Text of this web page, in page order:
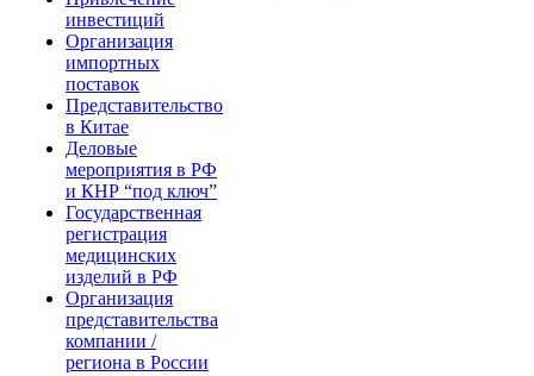
инвестиций
Организация
импортных
поставок
Представительство
в Китае
Деловые
мероприятия в РФ
и КНР “под ключ”
Государственная
регистрация
медицинских
изделий в РФ
Организация
представительства
компании /
региона в России